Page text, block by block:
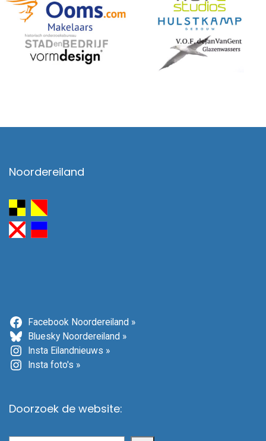
Noordereiland
Facebook Noordereiland »
Bluesky Noordereiland »
Insta Eilandnieuws »
Insta foto's »
Doorzoek de website: